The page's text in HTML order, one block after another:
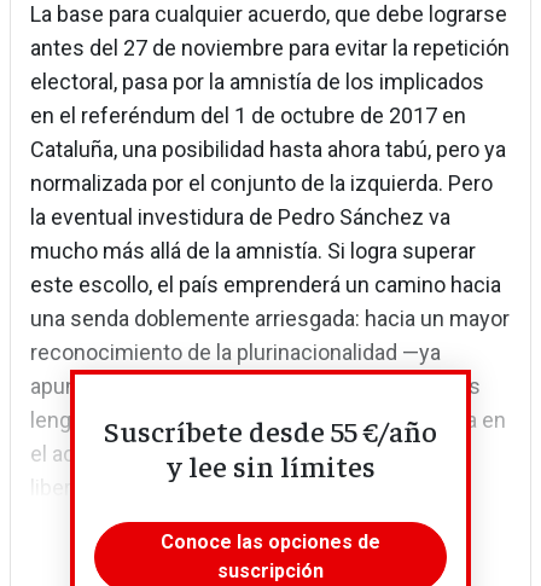
La base para cualquier acuerdo, que debe lograrse
antes del 27 de noviembre para evitar la repetición
electoral, pasa por la amnistía de los implicados
en el referéndum del 1 de octubre de 2017 en
Cataluña, una posibilidad hasta ahora tabú, pero ya
normalizada por el conjunto de la izquierda. Pero
la eventual investidura de Pedro Sánchez va
mucho más allá de la amnistía. Si logra superar
este escollo, el país emprenderá un camino hacia
una senda doblemente arriesgada: hacia un mayor
reconocimiento de la plurinacionalidad —ya
apuntada en el uso en el Congreso de todas las
lenguas oficiales— y una agenda social, sellada en
el acuerdo entre el PSOE y Sumar, que aspira a
liberar la economía de los...
Suscríbete desde 55 €/año
y lee sin límites
Conoce las opciones de
suscripción